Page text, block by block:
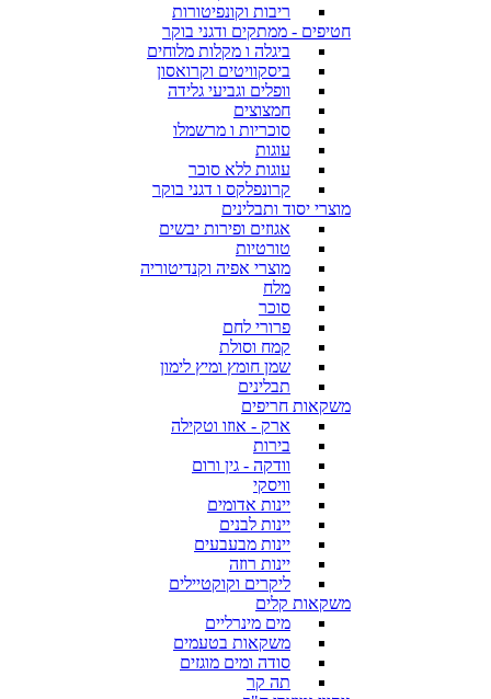
ריבות וקונפיטורות
חטיפים - ממתקים ודגני בוקר
ביגלה ו מקלות מלוחים
ביסקוויטים וקרואסון
וופלים וגביעי גלידה
חמצוצים
סוכריות ו מרשמלו
עוגות
עוגות ללא סוכר
קרונפלקס ו דגני בוקר
מוצרי יסוד ותבלינים
אגוזים ופירות יבשים
טורטיות
מוצרי אפיה וקנדיטוריה
מלח
סוכר
פרורי לחם
קמח וסולת
שמן חומץ ומיץ לימון
תבלינים
משקאות חריפים
ארק - אוזו וטקילה
בירות
וודקה - גין ורום
וויסקי
יינות אדומים
יינות לבנים
יינות מבעבעים
יינות רוזה
ליקרים וקוקטיילים
משקאות קלים
מים מינרליים
משקאות בטעמים
סודה ומים מוגזים
תה קר